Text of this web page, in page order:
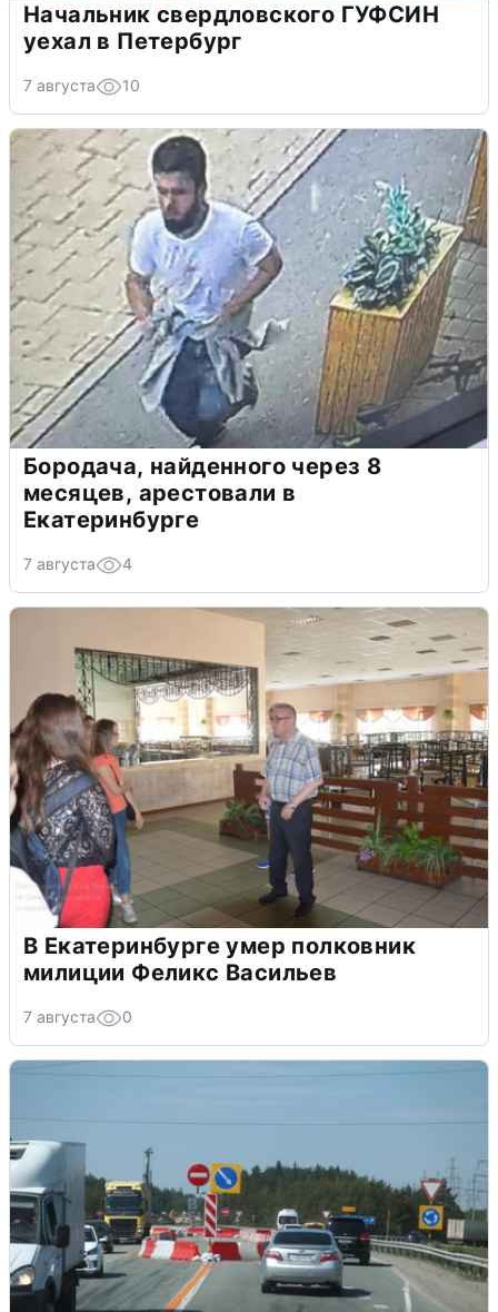
Начальник свердловского ГУФСИН
уехал в Петербург
7 августа 10
Бородача, найденного через 8
месяцев, арестовали в
Екатеринбурге
7 августа 4
В Екатеринбурге умер полковник
милиции Феликс Васильев
7 августа 0